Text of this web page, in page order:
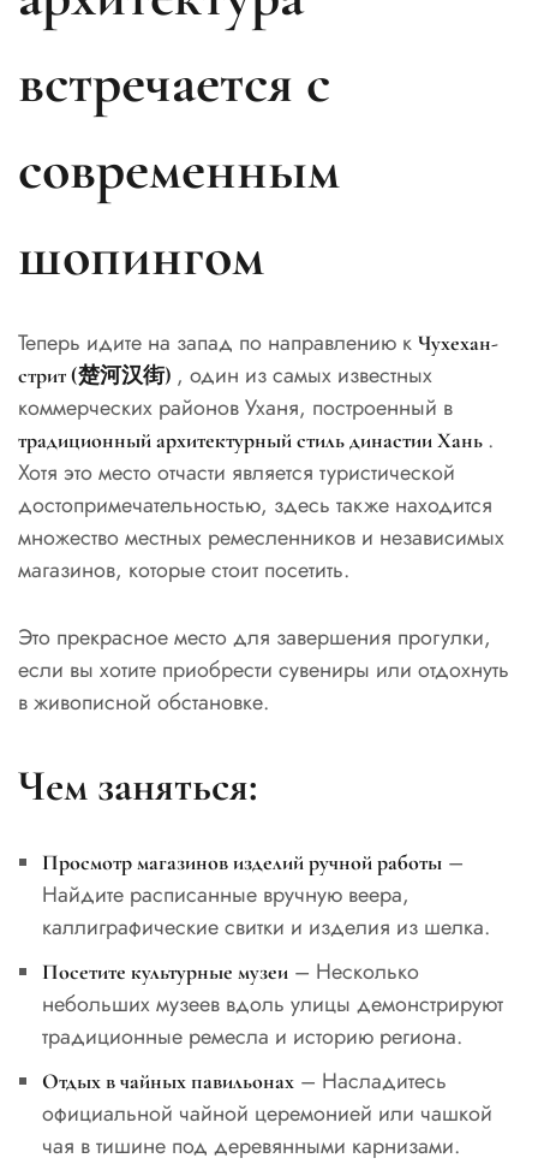
встречается с
современным
шопингом
Теперь идите на запад по направлению к Чухехан-
стрит (楚河汉街) , один из самых известных
коммерческих районов Уханя, построенный в
традиционный архитектурный стиль династии Хань .
Хотя это место отчасти является туристической
достопримечательностью, здесь также находится
множество местных ремесленников и независимых
магазинов, которые стоит посетить.
Это прекрасное место для завершения прогулки,
если вы хотите приобрести сувениры или отдохнуть
в живописной обстановке.
Чем заняться:
Просмотр магазинов изделий ручной работы–
Найдите расписанные вручную веера,
каллиграфические свитки и изделия из шелка.
Посетите культурные музеи– Несколько
небольших музеев вдоль улицы демонстрируют
традиционные ремесла и историю региона.
Отдых в чайных павильонах– Насладитесь
официальной чайной церемонией или чашкой
чая в тишине под деревянными карнизами.